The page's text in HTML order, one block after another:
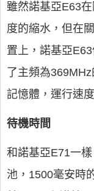
雖然諾基亞E63
度的縮水，但在
置上，諾基亞
了主頻為
記憶體，運行速
待機時間
和諾基亞E71一
池，1500毫安時